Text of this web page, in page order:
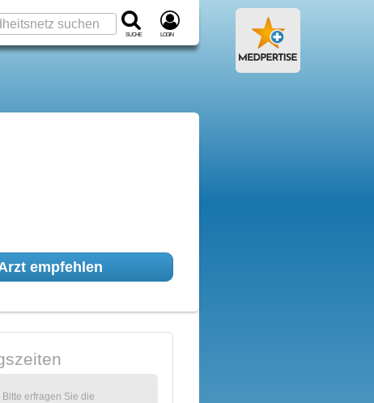
Suche Login
empfehlen
erfragen Sie die